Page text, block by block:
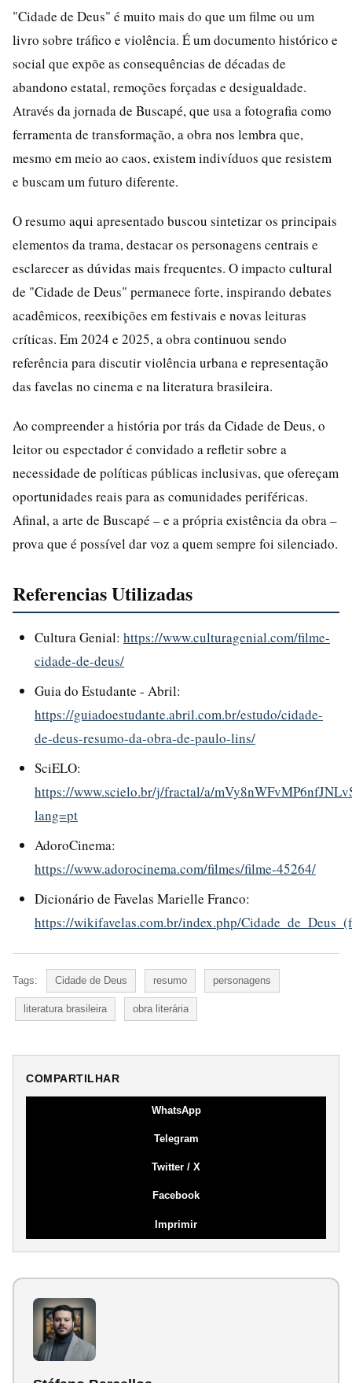
"Cidade de Deus" é muito mais do que um filme ou um
livro sobre tráfico e violência. É um documento histórico e
social que expõe as consequências de décadas de
abandono estatal, remoções forçadas e desigualdade.
Através da jornada de Buscapé, que usa a fotografia como
ferramenta de transformação, a obra nos lembra que,
mesmo em meio ao caos, existem indivíduos que resistem
e buscam um futuro diferente.
O resumo aqui apresentado buscou sintetizar os principais
elementos da trama, destacar os personagens centrais e
esclarecer as dúvidas mais frequentes. O impacto cultural
de "Cidade de Deus" permanece forte, inspirando debates
acadêmicos, reexibições em festivais e novas leituras
críticas. Em 2024 e 2025, a obra continuou sendo
referência para discutir violência urbana e representação
das favelas no cinema e na literatura brasileira.
Ao compreender a história por trás da Cidade de Deus, o
leitor ou espectador é convidado a refletir sobre a
necessidade de políticas públicas inclusivas, que ofereçam
oportunidades reais para as comunidades periféricas.
Afinal, a arte de Buscapé – e a própria existência da obra –
prova que é possível dar voz a quem sempre foi silenciado.
Referencias Utilizadas
Cultura Genial: https://www.culturagenial.com/filme-
cidade-de-deus/
Guia do Estudante - Abril:
https://guiadoestudante.abril.com.br/estudo/cidade-
de-deus-resumo-da-obra-de-paulo-lins/
SciELO:
https://www.scielo.br/j/fractal/a/
lang=pt
AdoroCinema:
https://www.adorocinema.com/filmes/filme-45264/
Dicionário de Favelas Marielle Franco:
https://wikifavelas.com.br/index.php/
Tags: Cidade de Deus resumo personagens
literatura brasileira obra literária
COMPARTILHAR
WhatsApp
Telegram
Twitter / X
Facebook
Imprimir